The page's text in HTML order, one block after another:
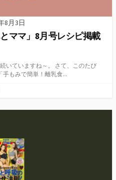
8月3日
ママ」8月号レシピ掲載
いていますね～。 さて、このたび
もみで簡単！離乳食...